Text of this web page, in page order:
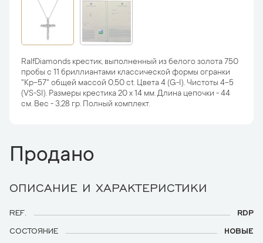
RalfDiamonds крестик, выполненный из белого золота 750
пробы с 11 бриллиантами классической формы огранки
"Кр-57" общей массой 0,50 ct. Цвета 4 (G-I). Чистоты 4-5
(VS-SI). Размеры крестика 20 х 14 мм. Длина цепочки - 44
см. Вес - 3,28 гр. Полный комплект.
Продано
ОПИСАНИЕ И ХАРАКТЕРИСТИКИ
REF.
RDP
СОСТОЯНИЕ
НОВЫЕ